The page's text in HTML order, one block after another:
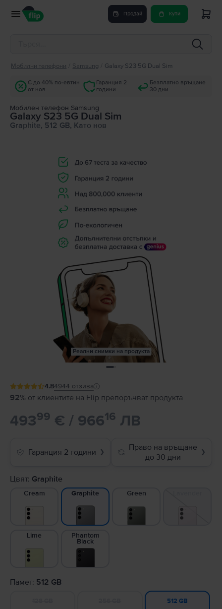
Продай Купи
Мобилни телефони Samsung Galaxy S23 5G Dual Sim
С до 40% по-евтин
от нов
Гаранция 2
години
Безплатно връщане
30 дни
Мобилен телефон Samsung
Galaxy S23 5G Dual Sim
Graphite, 512 GB, Като нов
Реални снимки на продукта
4.84944 отзива
92% от клиентите на Flip препоръчват продукта
49399 € / 96616 ЛВ
Гаранция 2 години ❯
Право на връщане
до 30 дни
❯
Цвят: Graphite
Cream Graphite Green
Lime Phantom
Black
Памет: 512 GB
512 GB